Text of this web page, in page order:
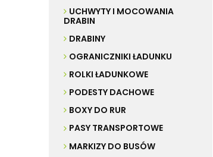
UCHWYTY I MOCOWANIA
DRABIN
DRABINY
OGRANICZNIKI ŁADUNKU
ROLKI ŁADUNKOWE
PODESTY DACHOWE
BOXY DO RUR
PASY TRANSPORTOWE
MARKIZY DO BUSÓW